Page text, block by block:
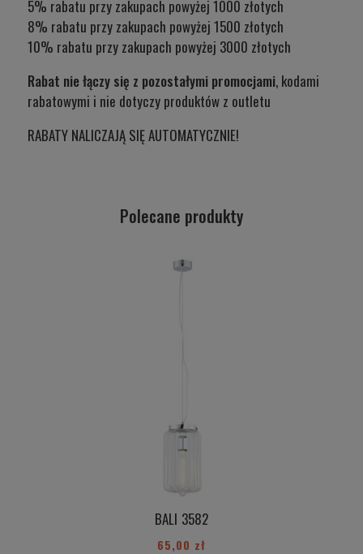
5% rabatu przy zakupach powyżej 1000 złotych
8% rabatu przy zakupach powyżej 1500 złotych
10% rabatu przy zakupach powyżej 3000 złotych
Rabat nie łączy się z pozostałymi promocjami, kodami
rabatowymi i nie dotyczy produktów z outletu
RABATY NALICZAJĄ SIĘ AUTOMATYCZNIE!
Polecane produkty
BALI 3582
65,00 zł